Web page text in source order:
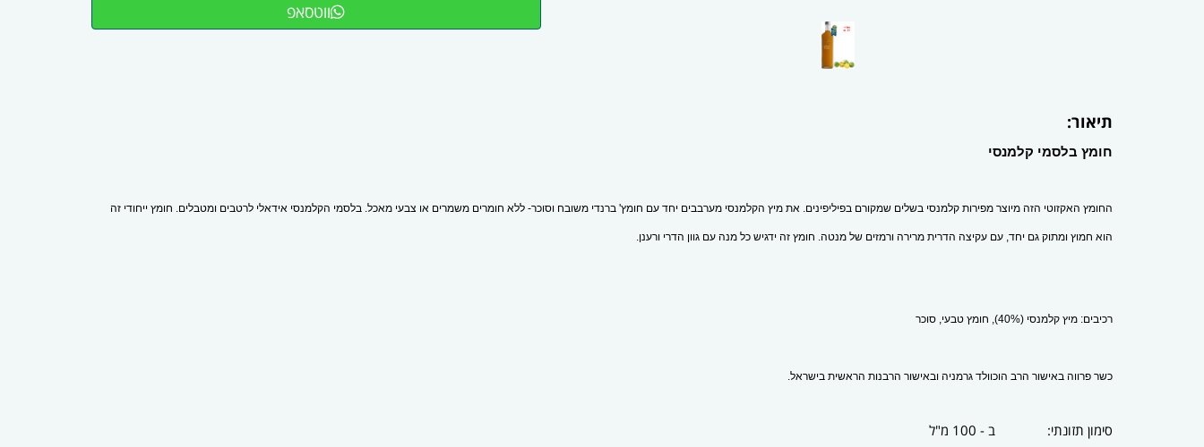
ווטסאפ
תיאור:
חומץ בלסמי קלמנסי
החומץ האקזוטי הזה מיוצר מפירות קלמנסי בשלים שמקורם בפיליפינים. את מיץ הקלמנסי מערבבים יחד עם חומץ' ברנדי משובח וסוכר- ללא חומרים משמרים או צבעי מאכל. בלסמי הקלמנסי אידאלי לרטבים ומטבלים. חומץ ייחודי זה
הוא חמוץ ומתוק גם יחד, עם עקיצה הדרית מרירה ורמזים של מנטה. חומץ זה ידגיש כל מנה עם גוון הדרי ורענן.
רכיבים: מיץ קלמנסי (40%), חומץ טבעי, סוכר
כשר פרווה באישור הרב הוכוולד גרמניה ובאישור הרבנות הראשית בישראל.
סימון תזונתי:
ב - 100 מ"ל